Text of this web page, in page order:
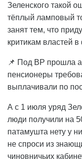
Зеленского такой
тёплый ламповый
занят тем, что
критикам властей
📌 Под ВР прошла
пенсионеры
выплачивали по
А с 1 июля уряд
люди получили на
патамушта нету у
не спроси из
чиновничьих